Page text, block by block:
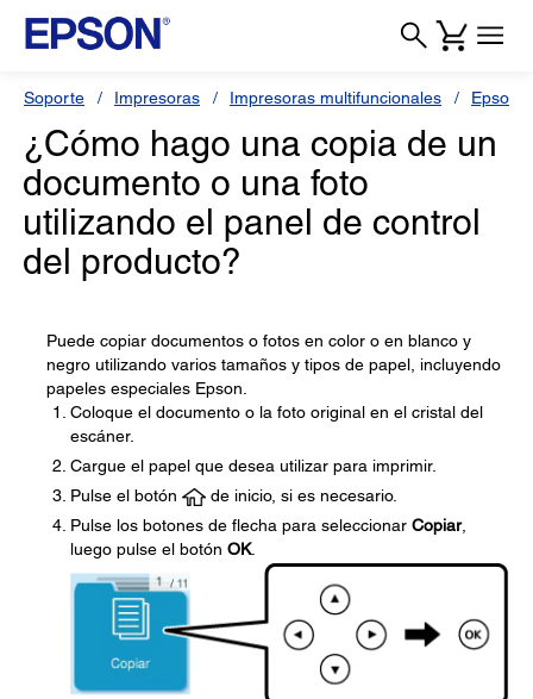
Soporte Impresoras Impresoras multifuncionales Epson L
¿Cómo hago una copia de un
documento o una foto
utilizando el panel de control
del producto?
Puede copiar documentos o fotos en color o en blanco y
negro utilizando varios tamaños y tipos de papel, incluyendo
papeles especiales Epson.
Coloque el documento o la foto original en el cristal del
escáner.
Cargue el papel que desea utilizar para imprimir.
Pulse el botón
de inicio, si es necesario.
Pulse los botones de flecha para seleccionar Copiar,
luego pulse el botón OK.